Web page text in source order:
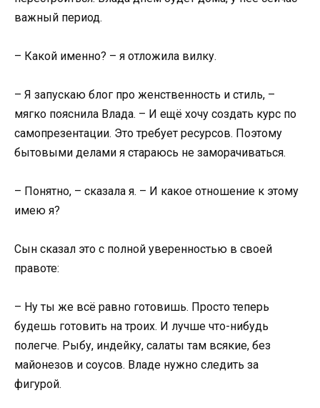
важный период.
– Какой именно? – я отложила вилку.
– Я запускаю блог про женственность и стиль, –
мягко пояснила Влада. – И ещё хочу создать курс по
самопрезентации. Это требует ресурсов. Поэтому
бытовыми делами я стараюсь не заморачиваться.
– Понятно, – сказала я. – И какое отношение к этому
имею я?
Сын сказал это с полной уверенностью в своей
правоте:
– Ну ты же всё равно готовишь. Просто теперь
будешь готовить на троих. И лучше что-нибудь
полегче. Рыбу, индейку, салаты там всякие, без
майонезов и соусов. Владе нужно следить за
фигурой.